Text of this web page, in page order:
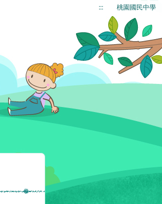
::: 桃園國民中學